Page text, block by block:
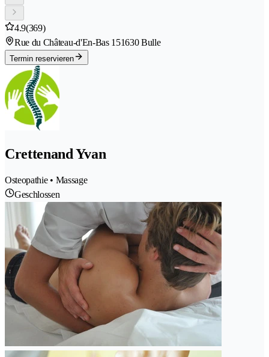
4.9(369)
Rue du Château-d'En-Bas 151630 Bulle
Termin reservieren
Crettenand Yvan
Osteopathie • Massage
Geschlossen